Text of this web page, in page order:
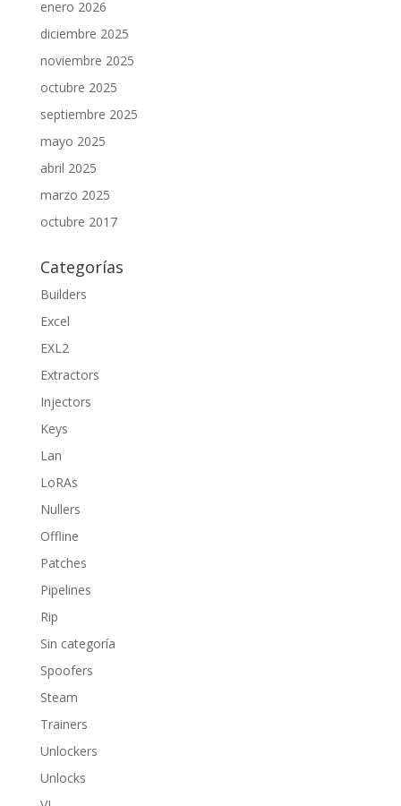
enero 2026
diciembre 2025
noviembre 2025
octubre 2025
septiembre 2025
mayo 2025
abril 2025
marzo 2025
octubre 2017
Categorías
Builders
Excel
EXL2
Extractors
Injectors
Keys
Lan
LoRAs
Nullers
Offline
Patches
Pipelines
Rip
Sin categoría
Spoofers
Steam
Trainers
Unlockers
Unlocks